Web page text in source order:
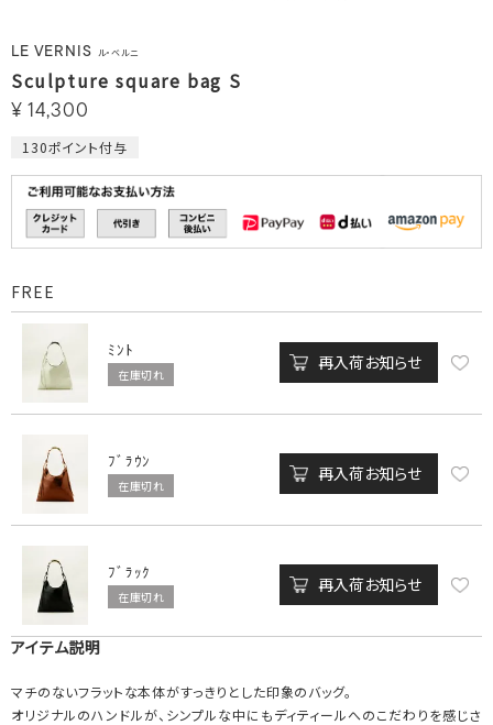
LE VERNIS ル・ベルニ
Sculpture square bag S
¥ 14,300
130ポイント付与
FREE
ﾐﾝﾄ
在庫切れ
再入荷お知らせ
ﾌﾞﾗｳﾝ
在庫切れ
再入荷お知らせ
ﾌﾞﾗｯｸ
在庫切れ
再入荷お知らせ
アイテム説明
マチのないフラットな本体がすっきりとした印象のバッグ。
オリジナルのハンドルが、シンプルな中にもディティールへのこだわりを感じさ